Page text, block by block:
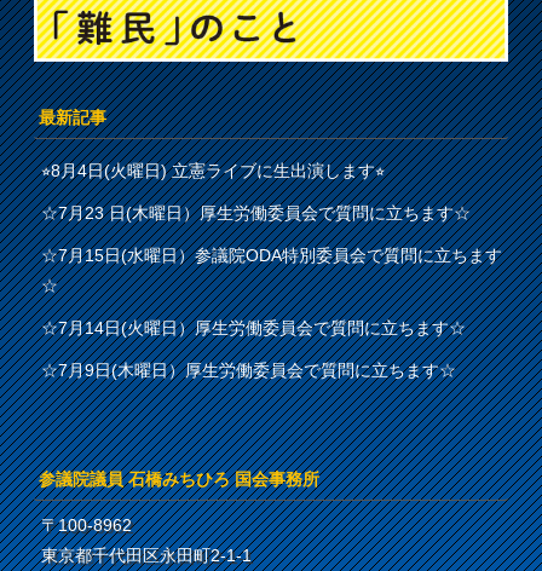
最新記事
⭐︎8月4日(火曜日) 立憲ライブに生出演します⭐︎
☆7月23 日(木曜日）厚生労働委員会で質問に立ちます☆
☆7月15日(水曜日）参議院ODA特別委員会で質問に立ちます
☆
☆7月14日(火曜日）厚生労働委員会で質問に立ちます☆
☆7月9日(木曜日）厚生労働委員会で質問に立ちます☆
参議院議員 石橋みちひろ 国会事務所
〒100-8962
東京都千代田区永田町2-1-1